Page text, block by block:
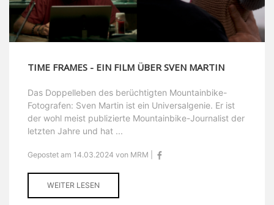
TIME FRAMES - EIN FILM ÜBER SVEN MARTIN
Das Doppelleben des berüchtigten Mountainbike-
Fotografen: Sven Martin ist ein Universalgenie. Er ist
der wohl meist publizierte Mountainbike-Journalist der
letzten Jahre und hat ...
Gepostet am 14.03.2024 von MRM |
WEITER LESEN